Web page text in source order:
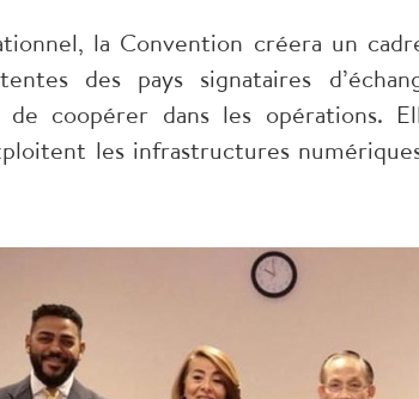
la Convention créera un
des pays signataires
coopérer dans les opérations.
les infrastructures